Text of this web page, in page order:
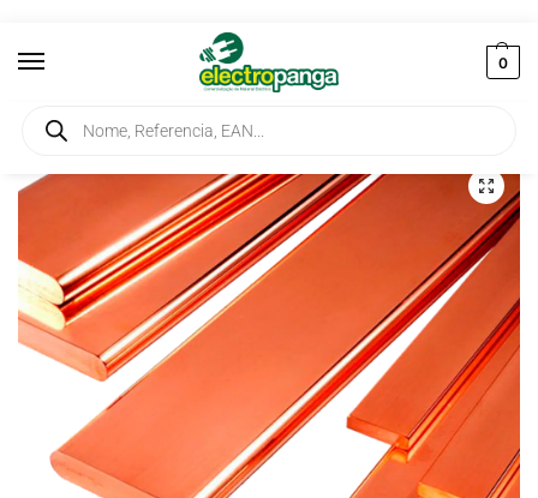
0
Início / Elementos de Ligação / Barramentos